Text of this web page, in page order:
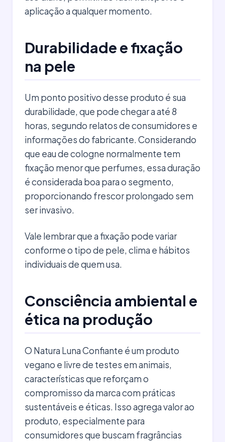
aplicação a qualquer momento.
Durabilidade e fixação
na pele
Um ponto positivo desse produto é sua
durabilidade, que pode chegar a até 8
horas, segundo relatos de consumidores e
informações do fabricante. Considerando
que eau de cologne normalmente tem
fixação menor que perfumes, essa duração
é considerada boa para o segmento,
proporcionando frescor prolongado sem
ser invasivo.
Vale lembrar que a fixação pode variar
conforme o tipo de pele, clima e hábitos
individuais de quem usa.
Consciência ambiental e
ética na produção
O Natura Luna Confiante é um produto
vegano e livre de testes em animais,
características que reforçam o
compromisso da marca com práticas
sustentáveis e éticas. Isso agrega valor ao
produto, especialmente para
consumidores que buscam fragrâncias